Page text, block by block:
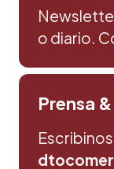
o diario.
Prensa
Escribinos